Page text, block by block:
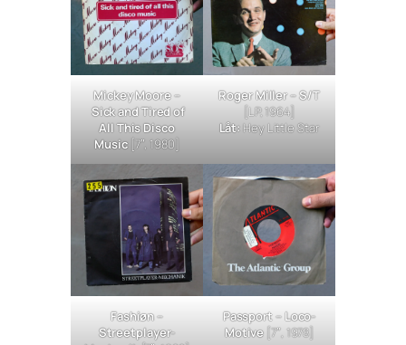
Mickey Moore –
Sick and Tired of
All This Disco
Music [7″, 1980]
Roger Miller – S/T
[LP, 1964]
Låt:Hey Little Star
Fashiøn –
Streetplayer-
Passport –Loco-
Motive [7″, 1978]